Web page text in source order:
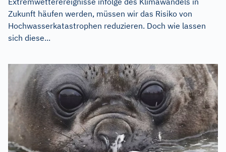
Zukunft häufen werden, müssen wir das Risiko von
Hochwasserkatastrophen reduzieren. Doch wie lassen
sich diese...